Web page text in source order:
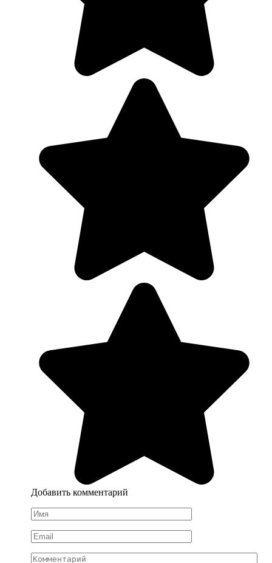
Добавить комментарий
Имя
*
Email
*
Комментарий